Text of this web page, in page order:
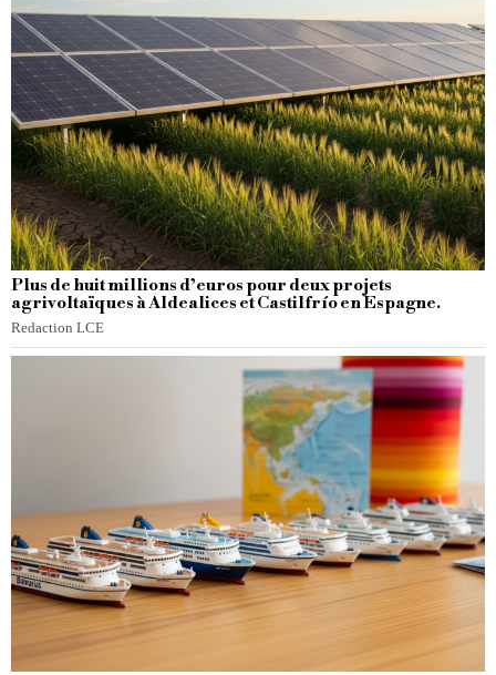
Plus de huit millions d’euros pour deux projets
agrivoltaïques à Aldealices et Castilfrío en Espagne.
Redaction LCE